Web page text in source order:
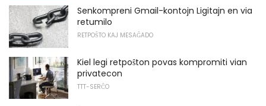
Senkompreni Gmail-kontojn Ligitajn en via
retumilo
RETPOŜTO KAJ MESAĜADO
Kiel legi retpoŝton povas kompromiti vian
privatecon
TTT-SERĈO